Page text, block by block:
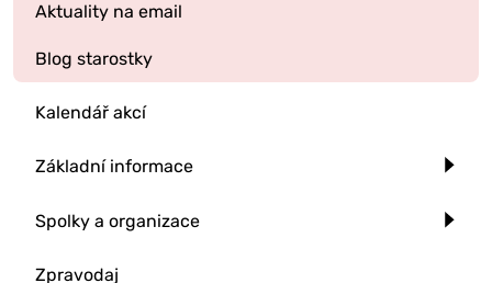
Aktuality na email
Blog starostky
Kalendář akcí
Základní informace
Spolky a organizace
Zpravodaj